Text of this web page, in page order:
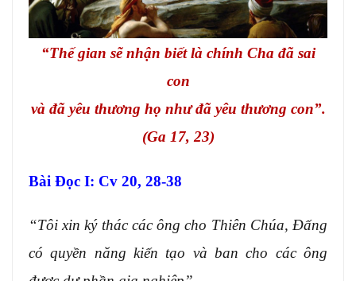
“Thế gian sẽ nhận biết là chính Cha đã sai
con
và đã yêu thương họ như đã yêu thương con”.
(Ga 17, 23)
Bài Ðọc I: Cv 20, 28-38
“Tôi xin ký thác các ông cho Thiên Chúa, Ðấng
có quyền năng kiến tạo và ban cho các ông